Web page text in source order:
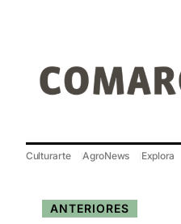
Culturarte AgroNews Explora
ANTERIORES